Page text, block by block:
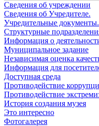
Сведения об учреждении
Сведения об Учредителе.
Учредительные документы.
Структурные
Информация о
Муниципальное задание
Независимая оценка
Информация для
Доступная среда
Противодействие
Противодействие
История создания музея
Это интересно
Фотогалерея